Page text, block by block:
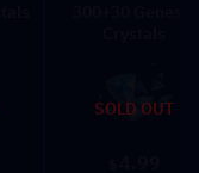
SOLD OUT